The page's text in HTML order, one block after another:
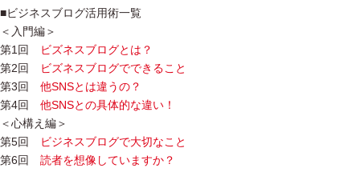
■ビジネスブログ活用術一覧
＜入門編＞
第1回
ビズネスブログとは？
第2回
ビズネスブログでできること
第3回 他SNSとは違うの？
第4回 他SNSとの具体的な違い！
＜心構え編＞
第5回
ビジネスブログで大切なこと
第6回 読者を想像していますか？